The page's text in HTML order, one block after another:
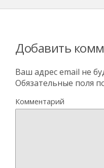
Добавить
Ваш адрес email не
Обязательные поля
Комментарий